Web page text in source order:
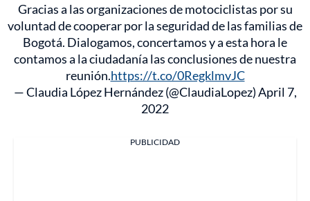
Gracias a las organizaciones de motociclistas por su
voluntad de cooperar por la seguridad de las familias de
Bogotá. Dialogamos, concertamos y a esta hora le
contamos a la ciudadanía las conclusiones de nuestra
reunión.https://t.co/0RegklmvJC
— Claudia López Hernández (@ClaudiaLopez)April 7,
2022
PUBLICIDAD